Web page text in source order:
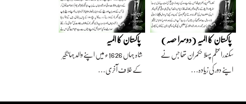
پاکستان کا المیہ (دوسرا حصہ)
سکندراعظم پہلا حکمران تھا جس نے
اپنے دور کی زیادہ…
پاکستان کا المیہ
شاہ جہاں 1626ء میں اپنے والد جہانگیر
کے خلاف آخری…